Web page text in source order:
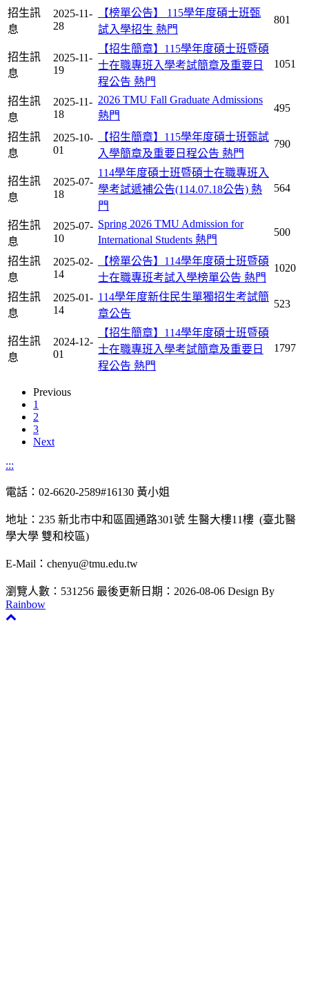
招生訊
息
2025-11-
28
【榜單公告】 115學年度碩士班甄
試入學招生 熱門
801
招生訊
息
2025-11-
19
【招生簡章】115學年度碩士班暨碩
士在職專班入學考試簡章及重要日
程公告 熱門
1051
招生訊
息
2025-11-
18
2026 TMU Fall Graduate Admissions
熱門
495
招生訊
息
2025-10-
01
【招生簡章】115學年度碩士班甄試
入學簡章及重要日程公告 熱門
790
招生訊
息
2025-07-
18
114學年度碩士班暨碩士在職專班入
學考試遞補公告(114.07.18公告) 熱
門
564
招生訊
息
2025-07-
10
Spring 2026 TMU Admission for
International Students 熱門
500
招生訊
息
2025-02-
14
【榜單公告】114學年度碩士班暨碩
士在職專班考試入學榜單公告 熱門
1020
招生訊
息
2025-01-
14
114學年度新住民生單獨招生考試簡
章公告
523
招生訊
息
2024-12-
01
【招生簡章】114學年度碩士班暨碩
士在職專班入學考試簡章及重要日
程公告 熱門
1797
Previous
1
2
3
Next
:::
電話：02-6620-2589#16130 黃小姐
地址：235 新北市中和區圓通路301號 生醫大樓11樓 (臺北醫
學大學 雙和校區)
E-Mail：chenyu@tmu.edu.tw
瀏覽人數：531256 最後更新日期：2026-08-06 Design By
Rainbow